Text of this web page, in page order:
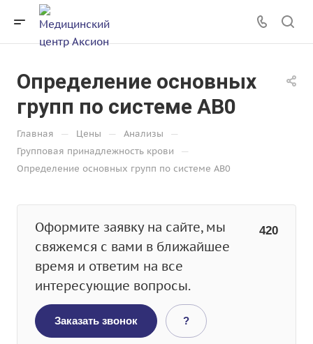
Определение основных
групп по системе AB0
Главная — Цены — Анализы —
Групповая принадлежность крови —
Определение основных групп по системе AB0
Оформите заявку на сайте, мы
свяжемся с вами в ближайшее
время и ответим на все
интересующие вопросы.
420
Заказать звонок ?